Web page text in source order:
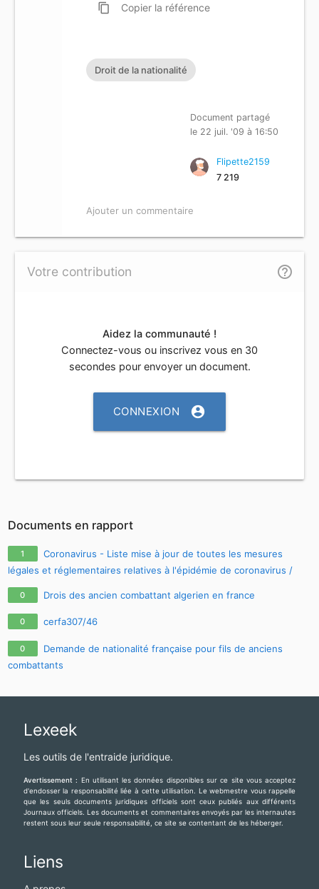
content_copy Copier la référence
Droit de la nationalité
Document partagé
le 22 juil. '09 à 16:50
Flipette2159
7 219
Ajouter un commentaire
Votre contribution help_outline
Aidez la communauté !
Connectez-vous ou inscrivez vous en 30
secondes pour envoyer un document.
CONNEXION account_circle
Documents en rapport
1
Coronavirus - Liste mise à jour de toutes les mesures
légales et réglementaires relatives à l'épidémie de coronavirus /
covid-19 / sars-cov-2
0 Drois des ancien combattant algerien en france
0 cerfa307/46
0
Demande de nationalité française pour fils de anciens
combattants
Lexeek
Les outils de l'entraide juridique.
Avertissement : En utilisant les données disponibles sur ce site vous acceptez
d'endosser la responsabilité liée à cette utilisation. Le webmestre vous rappelle
que les seuls documents juridiques officiels sont ceux publiés aux différents
Journaux officiels. Les documents et commentaires envoyés par les internautes
restent sous leur seule responsabilité, ce site se contentant de les héberger.
Liens